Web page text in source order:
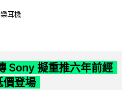
耳機
Sony 擬重推六年前經
價登場